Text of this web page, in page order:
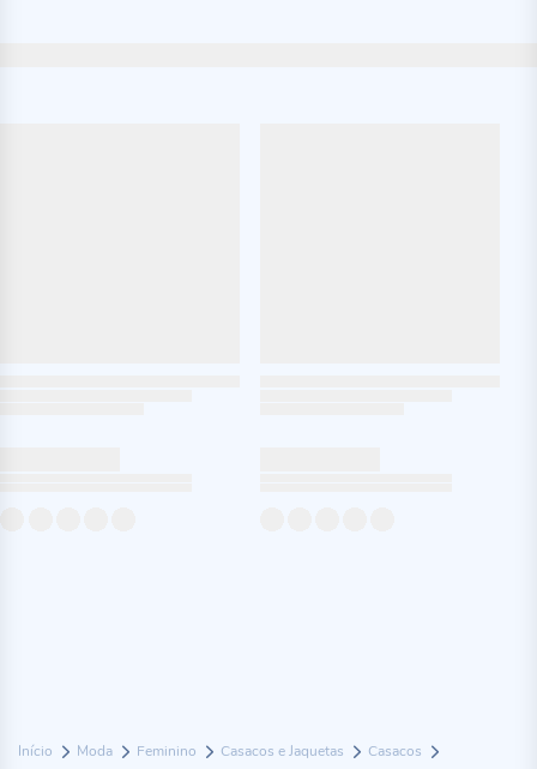
Início Moda Feminino Casacos e Jaquetas Casacos